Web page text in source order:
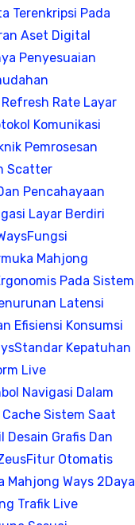
Terenkripsi Pada
Aset Digital
Penyesuaian
Rate Layar
Komunikasi
Pemrosesan
Scatter
Pencahayaan
Layar Berdiri
Fungsi
Mahjong
Pada Sistem
Latensi
Efisiensi Konsumsi
Standar Kepatuhan
Live
Navigasi Dalam
Sistem Saat
Desain Grafis Dan
Fitur Otomatis
Mahjong Ways 2Daya
Trafik Live